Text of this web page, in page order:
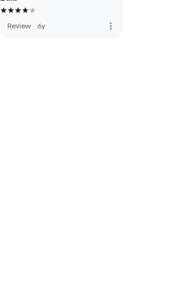
Review · 6y more_vert